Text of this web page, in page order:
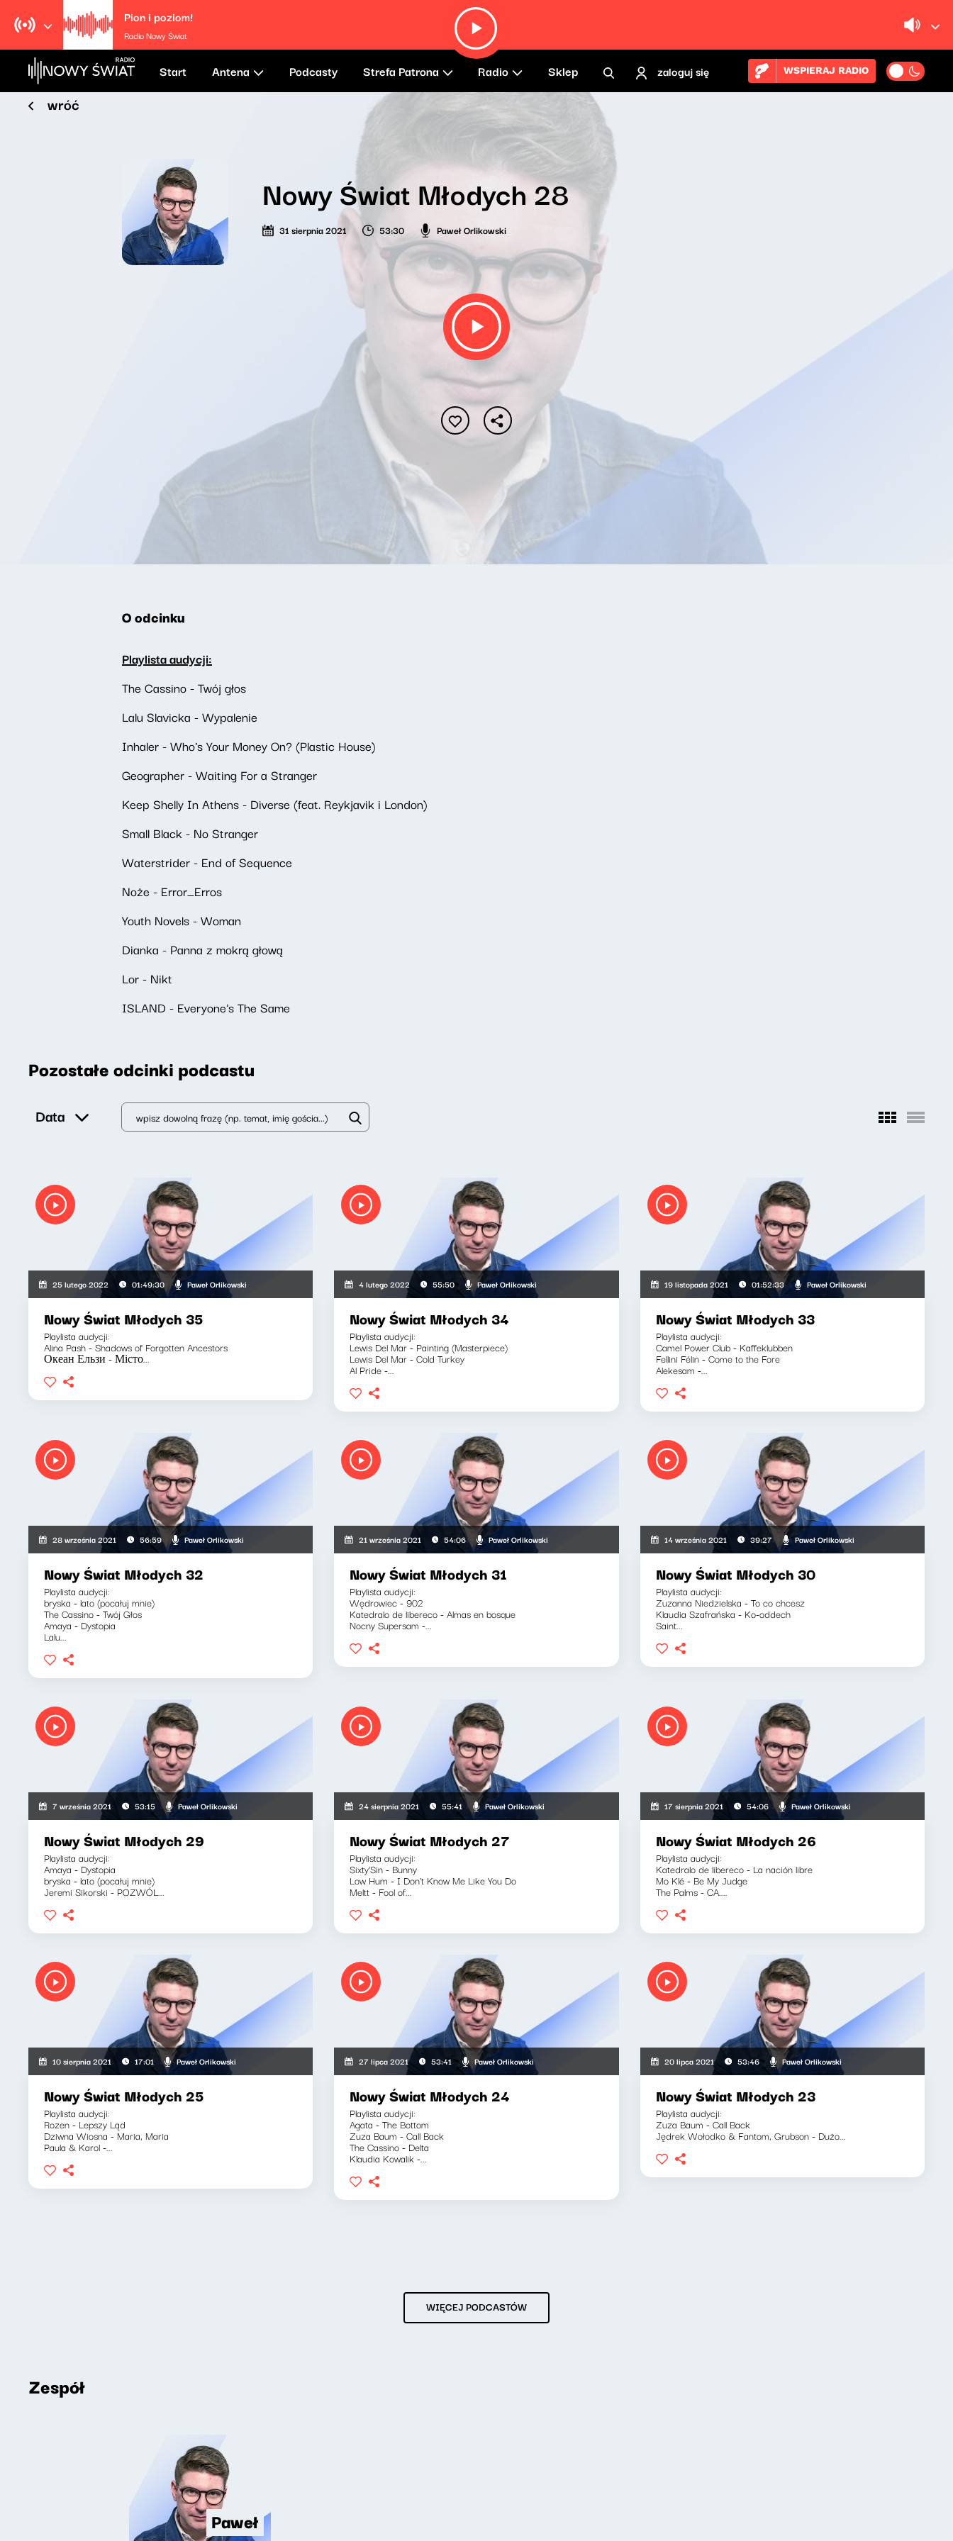
Pion i poziom!
Radio Nowy Świat
Start Antena Podcasty Strefa Patrona Radio Sklep zaloguj się WSPIERAJ RADIO
wróć
Nowy Świat Młodych 28
31 sierpnia 2021 53:30 Paweł Orlikowski
O odcinku
Playlista audycji:
The Cassino - Twój głos
Lalu Slavicka - Wypalenie
Inhaler - Who's Your Money On? (Plastic House)
Geographer - Waiting For a Stranger
Keep Shelly In Athens - Diverse (feat. Reykjavik i London)
Small Black - No Stranger
Waterstrider - End of Sequence
Noże - Error_Erros
Youth Novels - Woman
Dianka - Panna z mokrą głową
Lor - Nikt
ISLAND - Everyone's The Same
Pozostałe odcinki podcastu
Data
25 lutego 2022 01:49:30 Paweł Orlikowski
Nowy Świat Młodych 35
Playlista audycji:
Alina Pash - Shadows of Forgotten Ancestors
Океан Ельзи - Місто...
4 lutego 2022 55:50 Paweł Orlikowski
Nowy Świat Młodych 34
Playlista audycji:
Lewis Del Mar - Painting (Masterpiece)
Lewis Del Mar - Cold Turkey
Al Pride -...
19 listopada 2021 01:52:33 Paweł Orlikowski
Nowy Świat Młodych 33
Playlista audycji:
Camel Power Club - Kaffeklubben
Fellini Félin - Come to the Fore
Alekesam -...
28 września 2021 56:59 Paweł Orlikowski
Nowy Świat Młodych 32
Playlista audycji:
bryska - lato (pocałuj mnie)
The Cassino - Twój Głos
Amaya - Dystopia
Lalu...
21 września 2021 54:06 Paweł Orlikowski
Nowy Świat Młodych 31
Playlista audycji:
Wędrowiec - 902
Katedralo de libereco - Almas en bosque
Nocny Supersam -...
14 września 2021 39:27 Paweł Orlikowski
Nowy Świat Młodych 30
Playlista audycji:
Zuzanna Niedzielska - To co chcesz
Klaudia Szafrańska - Ko-oddech
Saint...
7 września 2021 53:15 Paweł Orlikowski
Nowy Świat Młodych 29
Playlista audycji:
Amaya - Dystopia
bryska - lato (pocałuj mnie)
Jeremi Sikorski - POZWÓL...
24 sierpnia 2021 55:41 Paweł Orlikowski
Nowy Świat Młodych 27
Playlista audycji:
Sixty'Sin - Bunny
Low Hum - I Don't Know Me Like You Do
Meltt - Fool of...
17 sierpnia 2021 54:06 Paweł Orlikowski
Nowy Świat Młodych 26
Playlista audycji:
Katedralo de libereco - La nación libre
Mo Klé - Be My Judge
The Palms - CA....
10 sierpnia 2021 17:01 Paweł Orlikowski
Nowy Świat Młodych 25
Playlista audycji:
Rozen - Lepszy Ląd
Dziwna Wiosna - Maria, Maria
Paula & Karol -...
27 lipca 2021 53:41 Paweł Orlikowski
Nowy Świat Młodych 24
Playlista audycji:
Agata - The Bottom
Zuza Baum - Call Back
The Cassino - Delta
Klaudia Kowalik -...
20 lipca 2021 53:46 Paweł Orlikowski
Nowy Świat Młodych 23
Playlista audycji:
Zuza Baum - Call Back
Jędrek Wołodko & Fantom, Grubson - Dużo...
WIĘCEJ PODCASTÓW
Zespół
Paweł